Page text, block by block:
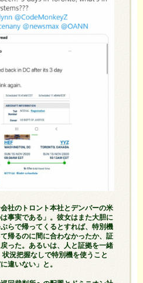
社のトロント本社とデンバーの米
事実である」。彼女はまた大胆に
らで帰ってくるとすれば、特別機
帰るのに間に合わなかったか、証
った。あるいは、人と証拠を一緒
況把握なしで特別機を使うこと
違いない」と。